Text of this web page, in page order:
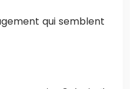
qui semblent